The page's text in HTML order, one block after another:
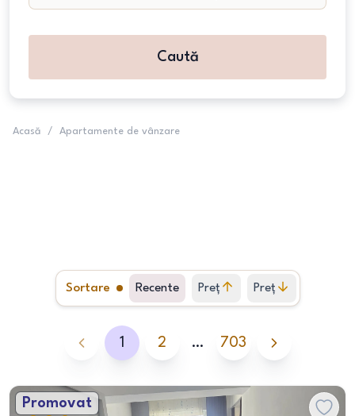
Caută
Acasă / Apartamente de vânzare
Sortare Recente Preț
crescător
Preț
descrescător
1 2 … 703
Promovat